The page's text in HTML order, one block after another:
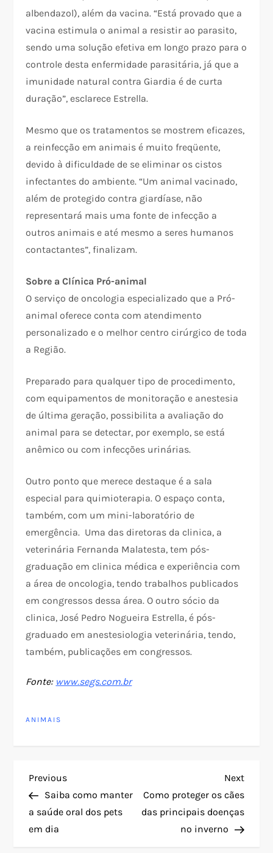
albendazol), além da vacina. “Está provado que a
vacina estimula o animal a resistir ao parasito,
sendo uma solução efetiva em longo prazo para o
controle desta enfermidade parasitária, já que a
imunidade natural contra Giardia é de curta
duração”, esclarece Estrella.
Mesmo que os tratamentos se mostrem eficazes,
a reinfecção em animais é muito freqüente,
devido à dificuldade de se eliminar os cistos
infectantes do ambiente. “Um animal vacinado,
além de protegido contra giardíase, não
representará mais uma fonte de infecção a
outros animais e até mesmo a seres humanos
contactantes”, finalizam.
Sobre a Clínica Pró-animal
O serviço de oncologia especializado que a Pró-
animal oferece conta com atendimento
personalizado e o melhor centro cirúrgico de toda
a Região.
Preparado para qualquer tipo de procedimento,
com equipamentos de monitoração e anestesia
de última geração, possibilita a avaliação do
animal para se detectar, por exemplo, se está
anêmico ou com infecções urinárias.
Outro ponto que merece destaque é a sala
especial para quimioterapia. O espaço conta,
também, com um mini-laboratório de
emergência. Uma das diretoras da clinica, a
veterinária Fernanda Malatesta, tem pós-
graduação em clinica médica e experiência com
a área de oncologia, tendo trabalhos publicados
em congressos dessa área. O outro sócio da
clinica, José Pedro Nogueira Estrella, é pós-
graduado em anestesiologia veterinária, tendo,
também, publicações em congressos.
Fonte: www.segs.com.br
ANIMAIS
N
a
v
Previous
Post
Previous
Saiba como manter
a saúde oral dos pets
em dia
Next
Post
Next
Como proteger os cães
das principais doenças
no inverno